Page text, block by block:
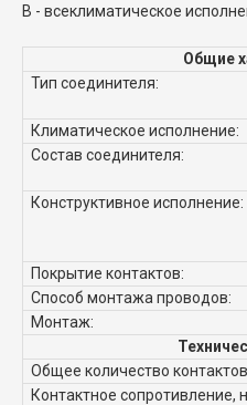
В - всеклиматическое
Общие
Тип соединителя:
Климатическое исполнение:
Состав соединителя:
Конструктивное исполнение:
Покрытие контактов:
Способ монтажа проводов:
Монтаж:
Общее количество
Контактное сопротивление,